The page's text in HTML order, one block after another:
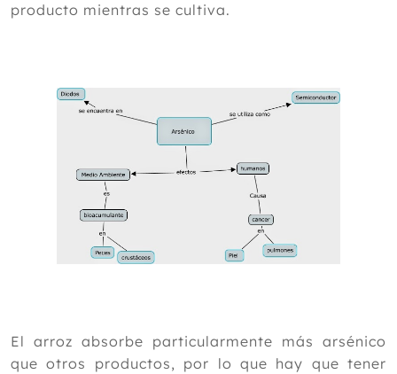
producto mientras se cultiva.
El arroz absorbe particularmente más arsénico
que otros productos, por lo que hay que tener